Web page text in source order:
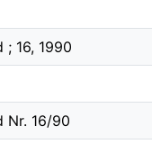
16, 1990
Nr. 16/90